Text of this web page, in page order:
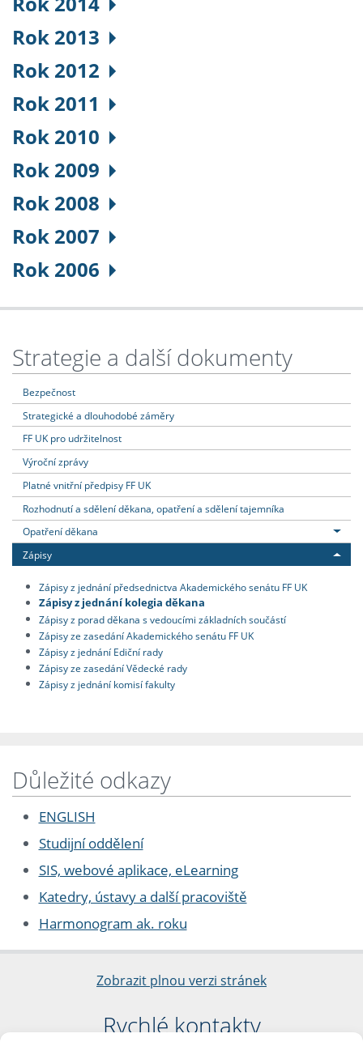
Rok 2013
Rok 2012
Rok 2011
Rok 2010
Rok 2009
Rok 2008
Rok 2007
Rok 2006
Strategie a další dokumenty
Bezpečnost
Strategické a dlouhodobé záměry
FF UK pro udržitelnost
Výroční zprávy
Platné vnitřní předpisy FF UK
Rozhodnutí a sdělení děkana, opatření a sdělení tajemníka
Opatření děkana
Zápisy
Zápisy z jednání předsednictva Akademického senátu FF UK
Zápisy z jednání kolegia děkana
Zápisy z porad děkana s vedoucími základních součástí
Zápisy ze zasedání Akademického senátu FF UK
Zápisy z jednání Ediční rady
Zápisy ze zasedání Vědecké rady
Zápisy z jednání komisí fakulty
Důležité odkazy
ENGLISH
Studijní oddělení
SIS, webové aplikace, eLearning
Katedry, ústavy a další pracoviště
Harmonogram ak. roku
Zobrazit plnou verzi stránek
Rychlé kontakty